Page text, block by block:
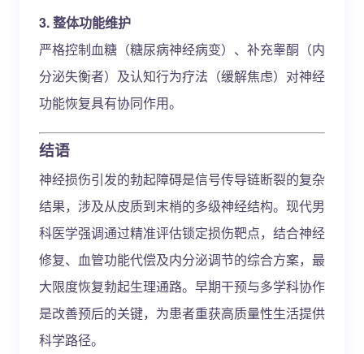
3. 整体功能维护
严格控制血糖（糖尿病神经病变）、补充睾酮（内
分泌失衡者）及认知行为疗法（缓解焦虑）对神经
功能恢复具有协同作用。
结语
神经损伤引发的勃起障碍是信号传导链断裂的复杂
结果，涉及从皮质到末梢的多级神经结构。现代男
科医学强调通过精准评估锁定损伤靶点，结合神经
修复、血管功能代偿及内分泌调节的综合方案，最
大限度恢复勃起生理通路。早期干预与多学科协作
是改善预后的关键，为患者重获高质量性生活提供
科学路径。